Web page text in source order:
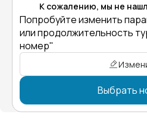
К сожалению, мы не
Попробуйте изменить
или продолжительность
номер"
Выбрать